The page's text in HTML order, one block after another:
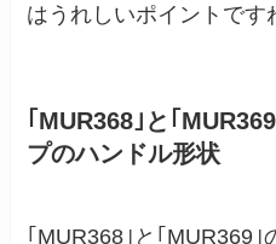
はうれしいポイントです
｢MUR368｣と｢
プのハンドル形状
｢MUR368｣と｢MUR369｣